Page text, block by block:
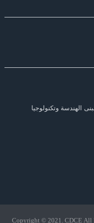
الهندسة وتكنولوجيا